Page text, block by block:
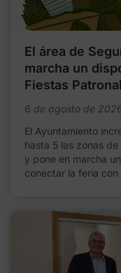
El área de
marcha un
Fiestas
6 de agosto de
El Ayuntamiento
hasta 5 las zonas
y pone en marcha
conectar la feria con